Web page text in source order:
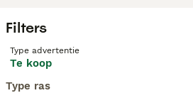
Filters
Type advertentie
Te koop
Type ras